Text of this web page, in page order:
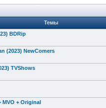
Темы
BDRip
(2023) NewComers
TVShows
+ Original